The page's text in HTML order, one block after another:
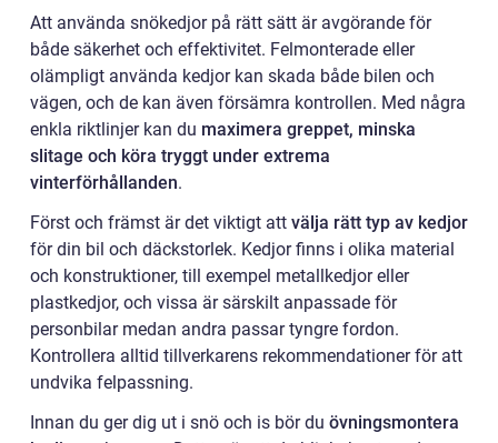
Att använda snökedjor på rätt sätt är avgörande för
både säkerhet och effektivitet. Felmonterade eller
olämpligt använda kedjor kan skada både bilen och
vägen, och de kan även försämra kontrollen. Med några
enkla riktlinjer kan du maximera greppet, minska
slitage och köra tryggt under extrema
vinterförhållanden.
Först och främst är det viktigt att välja rätt typ av kedjor
för din bil och däckstorlek. Kedjor finns i olika material
och konstruktioner, till exempel metallkedjor eller
plastkedjor, och vissa är särskilt anpassade för
personbilar medan andra passar tyngre fordon.
Kontrollera alltid tillverkarens rekommendationer för att
undvika felpassning.
Innan du ger dig ut i snö och is bör du övningsmontera